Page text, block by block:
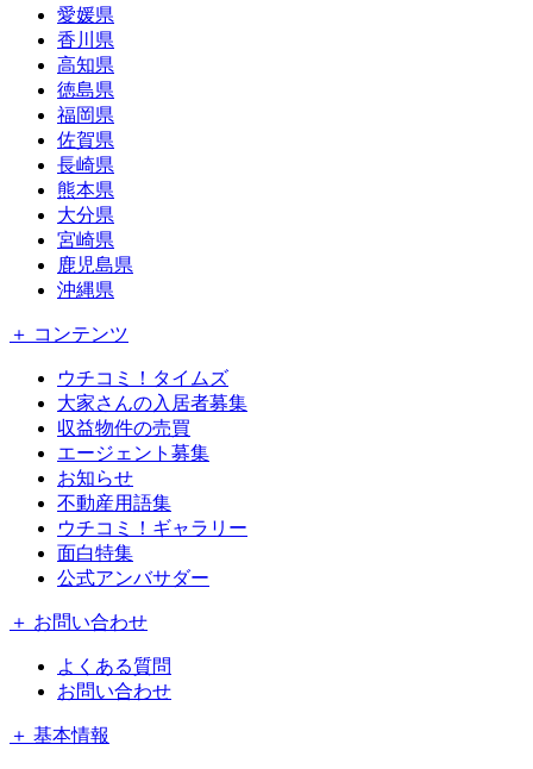
愛媛県
香川県
高知県
徳島県
福岡県
佐賀県
長崎県
熊本県
大分県
宮崎県
鹿児島県
沖縄県
＋ コンテンツ
ウチコミ！タイムズ
大家さんの入居者募集
収益物件の売買
エージェント募集
お知らせ
不動産用語集
ウチコミ！ギャラリー
面白特集
公式アンバサダー
＋ お問い合わせ
よくある質問
お問い合わせ
＋ 基本情報